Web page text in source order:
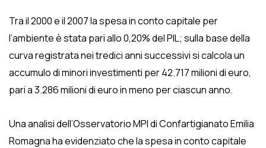
Tra il 2000 e il 2007 la spesa in conto capitale per
l’ambiente è stata pari allo 0,20% del PIL; sulla base della
curva registrata nei tredici anni successivi si calcola un
accumulo di minori investimenti per 42.717 milioni di euro,
pari a 3.286 milioni di euro in meno per ciascun anno.
Una analisi dell’Osservatorio MPI di Confartigianato Emilia
Romagna ha evidenziato che la spesa in conto capitale